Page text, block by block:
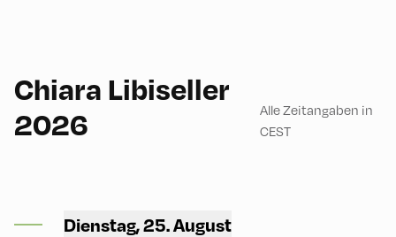
Chiara Libiseller
2026
Alle Zeitangaben in
CEST
Dienstag, 25. August
– Classroom 2